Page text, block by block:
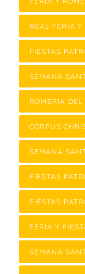
REAL FERIA
FIESTAS
SEMANA
ROMERÍA
CORPUS
SEMANA
FIESTAS
FIESTAS
FERIA Y
SEMANA